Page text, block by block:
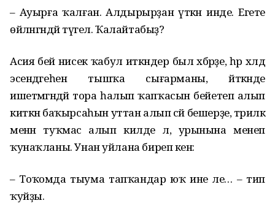
– Ауырға ҡалған. Алдырырҙан үткән инде. Егете
өйләнгәндәй түгел. Ҡалайтабыҙ?
Асия әбей нисек ҡабул иткәндер был хәбәрҙе, һәр хәлдә
эсендәгеһен тышҡа сығарманы, әйткәнде
ишетмәгәндәй тора һалып ҡапҡасын бейетеп алып
киткән баҡырсаһын уттан алып сәй бешерҙе, тәрилкә
менән туҡмас алып килде лә, урынына менеп
ҡунаҡланы. Унан уйлана биреп кенә:
– Тоҡомда тыума тапҡандар юҡ ине әле… – тип
ҡуйҙы.